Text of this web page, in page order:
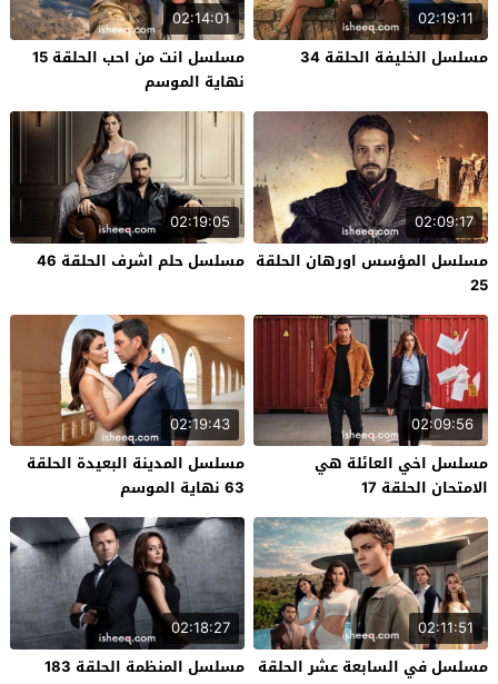
02:19:11
مسلسل الخليفة الحلقة 34
02:14:01
مسلسل انت من احب الحلقة 15
نهاية الموسم
02:09:17
مسلسل المؤسس اورهان الحلقة
25
02:19:05
مسلسل حلم اشرف الحلقة 46
02:09:56
مسلسل اخي العائلة هي
الامتحان الحلقة 17
02:19:43
مسلسل المدينة البعيدة الحلقة
63 نهاية الموسم
02:11:51
مسلسل في السابعة عشر الحلقة
02:18:27
مسلسل المنظمة الحلقة 183